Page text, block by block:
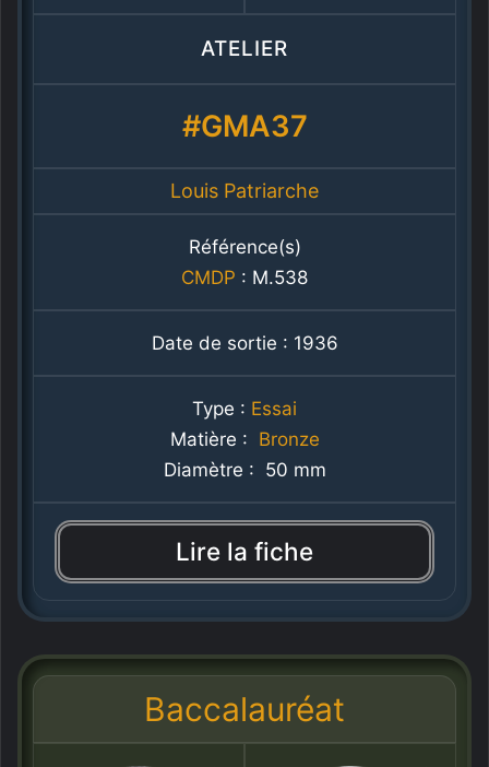
ATELIER
#GMA37
Louis Patriarche
Référence(s)
CMDP : M.538
Date de sortie : 1936
Type : Essai
Matière : Bronze
Diamètre : 50 mm
Lire la fiche
Baccalauréat